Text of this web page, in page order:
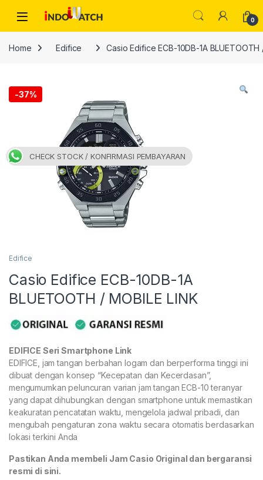
Open 0
Home Edifice Casio Edifice ECB-10DB-1A BLUETOOTH
-37%
Edifice
Casio Edifice ECB-10DB-1A
BLUETOOTH / MOBILE LINK
EDIFICE Seri Smartphone Link
EDIFICE, jam tangan berbahan logam dan berperforma tinggi ini
dibuat dengan konsep “Kecepatan dan Kecerdasan”,
mengumumkan peluncuran varian jam tangan ECB-10 teranyar
yang dapat dihubungkan dengan smartphone untuk memastikan
keakuratan pencatatan waktu, mengelola jadwal pribadi, dan
mengubah pengaturan zona waktu secara otomatis berdasarkan
lokasi terkini Anda
Pastikan Anda membeli Jam Casio Original dan bergaransi
resmi di sini.
CHECK STOCK / KONFIRMASI PEMBAYARAN